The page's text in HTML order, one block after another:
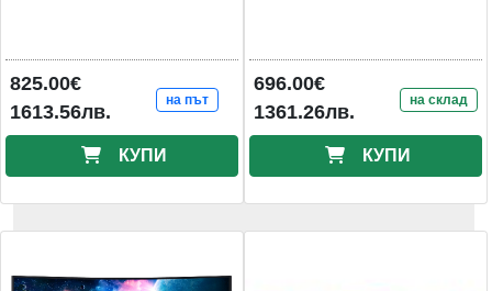
825.00€
1613.56лв.
на път
КУПИ
696.00€
1361.26лв.
на склад
КУПИ